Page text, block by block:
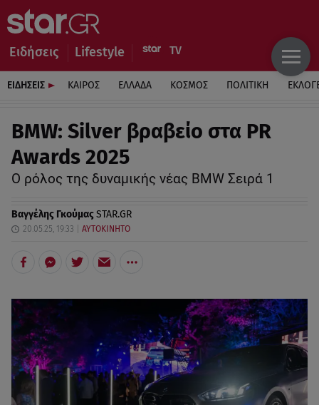
Ειδήσεις Lifestyle
ΕΙΔΗΣΕΙΣ ΚΑΙΡΟΣ ΕΛΛΑΔΑ ΚΟΣΜΟΣ ΠΟΛΙΤΙΚΗ
BMW: Silver βραβείο στα PR
Awards 2025
Ο ρόλος της δυναμικής νέας BMW Σειρά 1
Βαγγέλης ΓκούμαςSTAR.GR
20.05.25, 19:33 ΑΥΤΟΚΙΝΗΤΟ